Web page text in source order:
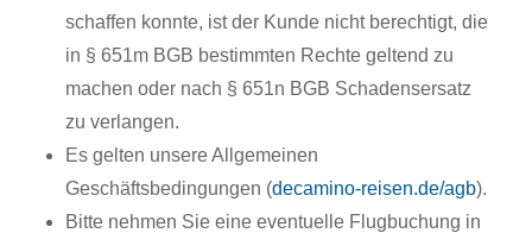
schaffen konnte, ist der Kunde nicht berechtigt, die
in § 651m BGB bestimmten Rechte geltend zu
machen oder nach § 651n BGB Schadensersatz
zu verlangen.
Es gelten unsere Allgemeinen
Geschäftsbedingungen (decamino-reisen.de/agb).
Bitte nehmen Sie eine eventuelle Flugbuchung in